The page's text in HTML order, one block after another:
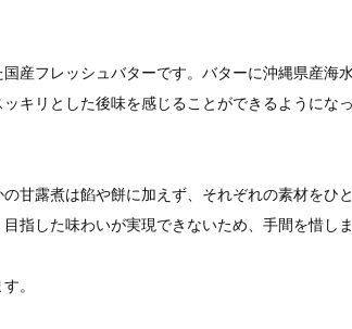
産フレッシュバターです。バターに沖縄県産海水
キリとした後味を感じることができるようになっ
甘露煮は餡や餅に加えず、それぞれの素材をひと
指した味わいが実現できないため、手間を惜しま
。